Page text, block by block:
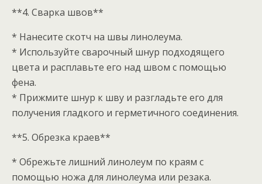
**4. Сварка швов**
* Нанесите скотч на швы линолеума.
* Используйте сварочный шнур подходящего
цвета и расплавьте его над швом с помощью
фена.
* Прижмите шнур к шву и разгладьте его для
получения гладкого и герметичного соединения.
**5. Обрезка краев**
* Обрежьте лишний линолеум по краям с
помощью ножа для линолеума или резака.